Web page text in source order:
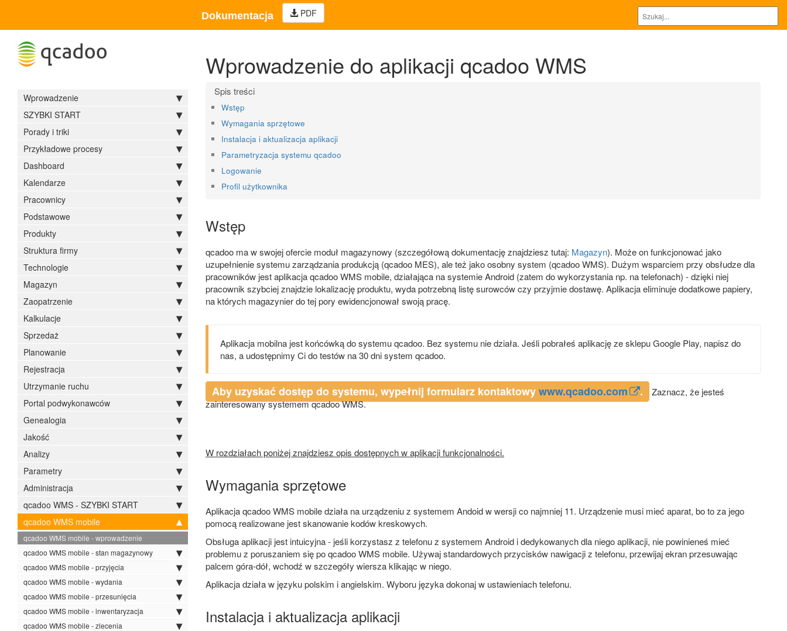
Dokumentacja PDF
Wprowadzenie
SZYBKI START
Porady i triki
Przykładowe procesy
Dashboard
Kalendarze
Pracownicy
Podstawowe
Produkty
Struktura firmy
Technologie
Magazyn
Zaopatrzenie
Kalkulacje
Sprzedaż
Planowanie
Rejestracja
Utrzymanie ruchu
Portal podwykonawców
Genealogia
Jakość
Analizy
Parametry
Administracja
qcadoo WMS - SZYBKI START
qcadoo WMS mobile
qcadoo WMS mobile - wprowadzenie
qcadoo WMS mobile - stan magazynowy
qcadoo WMS mobile - przyjęcia
qcadoo WMS mobile - wydania
qcadoo WMS mobile - przesunięcia
qcadoo WMS mobile - inwentaryzacja
qcadoo WMS mobile - zlecenia
Wprowadzenie do aplikacji qcadoo WMS
Wstęp
Wymagania sprzętowe
Instalacja i aktualizacja aplikacji
Parametryzacja systemu qcadoo
Logowanie
Profil użytkownika
Wstęp
qcadoo ma w swojej ofercie moduł magazynowy (szczegółową dokumentację znajdziesz tutaj: Magazyn). Może on funkcjonować jako
uzupełnienie systemu zarządzania produkcją (qcadoo MES), ale też jako osobny system (qcadoo WMS). Dużym wsparciem przy obsłudze dla
pracowników jest aplikacja qcadoo WMS mobile, działająca na systemie Android (zatem do wykorzystania np. na telefonach) - dzięki niej
pracownik szybciej znajdzie lokalizację produktu, wyda potrzebną listę surowców czy przyjmie dostawę. Aplikacja eliminuje dodatkowe papiery,
na których magazynier do tej pory ewidencjonował swoją pracę.
Aplikacja mobilna jest końcówką do systemu qcadoo. Bez systemu nie działa. Jeśli pobrałeś aplikację ze sklepu Google Play, napisz do
nas, a udostępnimy Ci do testów na 30 dni system qcadoo.
Aby uzyskać dostęp do systemu, wypełnij formularz kontaktowywww.qcadoo.com .
Zaznacz, że jesteś
zainteresowany systemem qcadoo WMS.
W rozdziałach poniżej znajdziesz opis dostępnych w aplikacji funkcjonalności.
Wymagania sprzętowe
Aplikacja qcadoo WMS mobile działa na urządzeniu z systemem Andoid w wersji co najmniej 11. Urządzenie musi mieć aparat, bo to za jego
pomocą realizowane jest skanowanie kodów kreskowych.
Obsługa aplikacji jest intuicyjna - jeśli korzystasz z telefonu z systemem Android i dedykowanych dla niego aplikacji, nie powinieneś mieć
problemu z poruszaniem się po qcadoo WMS mobile. Używaj standardowych przycisków nawigacji z telefonu, przewijaj ekran przesuwając
palcem góra-dół, wchodź w szczegóły wiersza klikając w niego.
Aplikacja działa w języku polskim i angielskim. Wyboru języka dokonaj w ustawieniach telefonu.
Instalacja i aktualizacja aplikacji